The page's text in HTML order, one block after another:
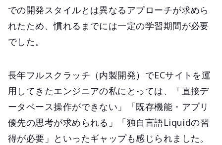
での開発スタイルとは異なるアプローチが求めら
れたため、慣れるまでには一定の学習期間が必要
でした。
長年フルスクラッチ（内製開発）でECサイトを運
用してきたエンジニアの私にとっては、「直接デ
ータベース操作ができない」「既存機能・アプリ
優先の思考が求められる」「独自言語Liquidの習
得が必要」といったギャップも感じられました。